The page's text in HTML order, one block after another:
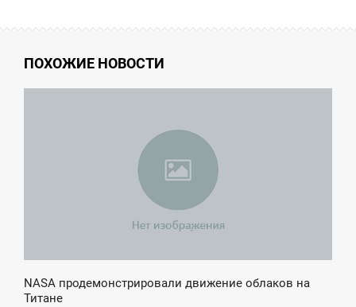
ПОХОЖИЕ НОВОСТИ
NASA продемонстрировали движение облаков на
Титане